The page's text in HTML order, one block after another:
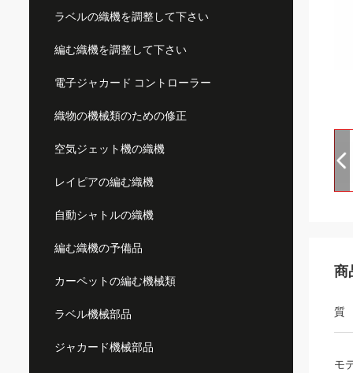
ラベルの織機を調整して下さい
編む織機を調整して下さい
電子ジャカード コントローラー
織物の機械類のための修正
空気ジェット機の織機
レイピアの編む織機
自動シャトルの織機
編む織機の予備品
カーペットの編む機械類
ラベル機械部品
ジャカード機械部品
商
質
モ